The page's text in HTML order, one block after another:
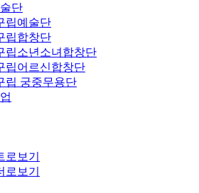
단
립예술단
립합창단
립소년소녀합창단
립어르신합창단
립 궁중무용단
로보기
로보기